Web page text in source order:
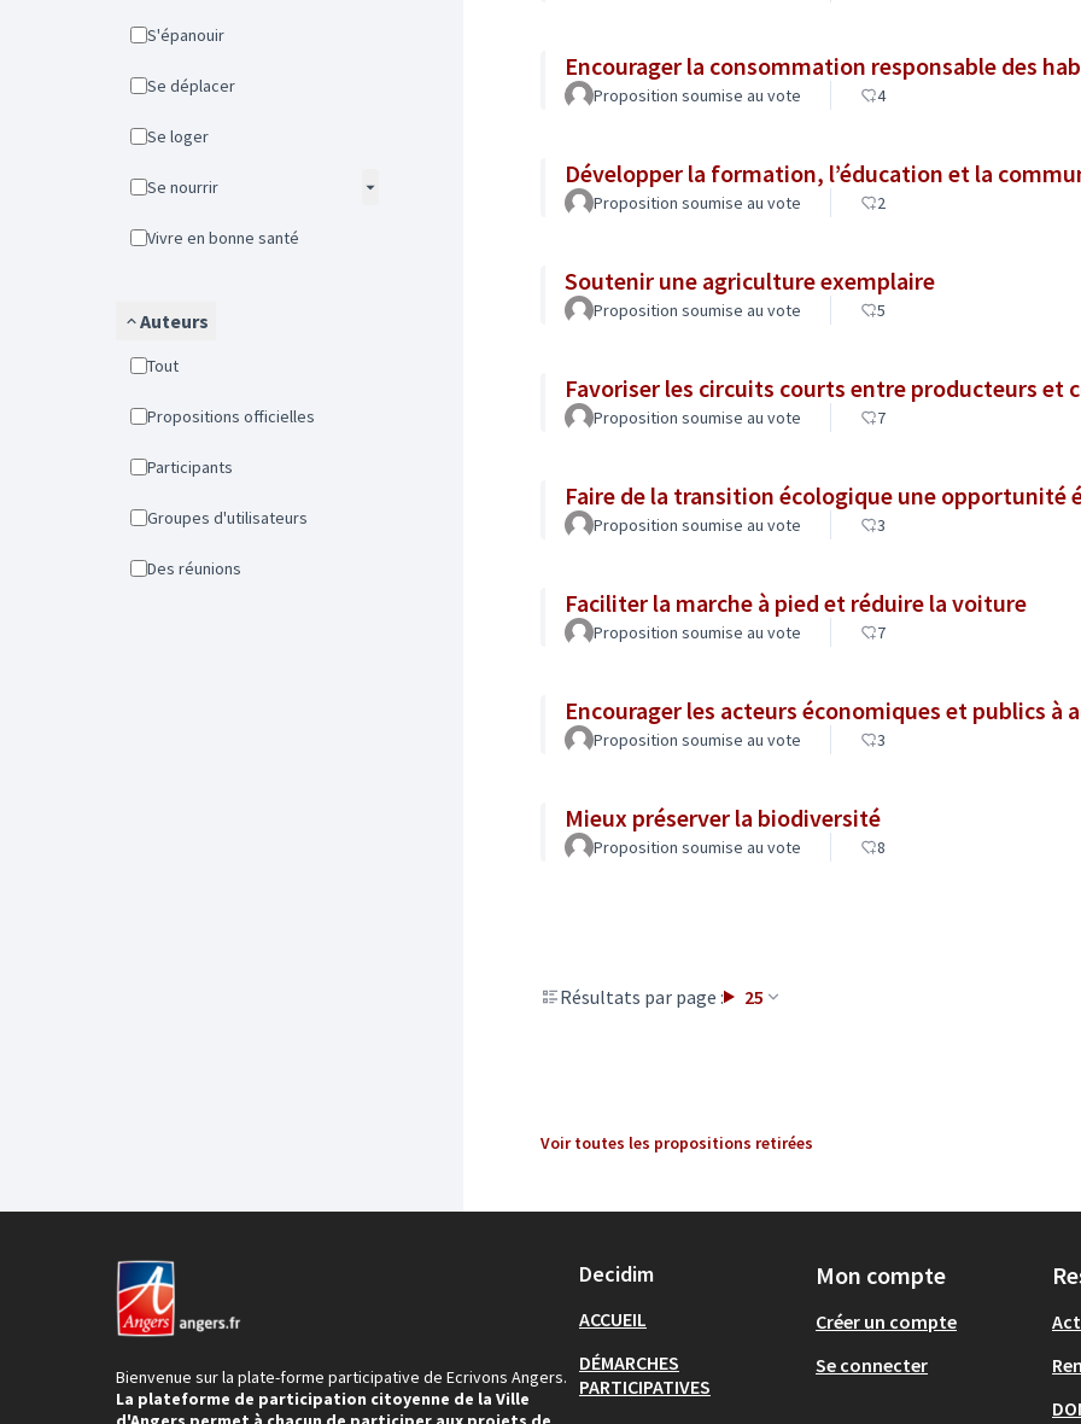
S'épanouir
Se déplacer
Se loger
Se nourrir
Vivre en bonne santé
Auteurs
Tout
Propositions officielles
Participants
Groupes d'utilisateurs
Des réunions
Encourager la consommation responsable des
Proposition soumise au vote 4
Développer la formation, l’éducation et la
Proposition soumise au vote 2
Soutenir une agriculture exemplaire
Proposition soumise au vote 5
Favoriser les circuits courts entre producteurs et
Proposition soumise au vote 7
Faire de la transition écologique une opportunité
Proposition soumise au vote 3
Faciliter la marche à pied et réduire la voiture
Proposition soumise au vote 7
Encourager les acteurs économiques et publics à
Proposition soumise au vote 3
Mieux préserver la biodiversité
Proposition soumise au vote 8
Résultats par page : 25
Voir toutes les propositions retirées
Bienvenue sur la plate-forme participative de Ecrivons Angers.
La plateforme de participation citoyenne de la Ville
Decidim
ACCUEIL
DÉMARCHES
PARTICIPATIVES
Mon compte
Créer un compte
Se connecter